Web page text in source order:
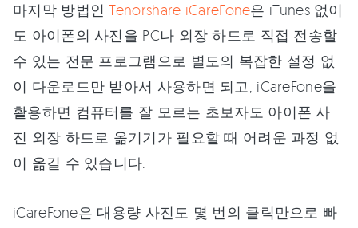
마지막 방법인Tenorshare iCareFone은 iTunes 없이
도 아이폰의 사진을 PC나 외장 하드로 직접 전송할
수 있는 전문 프로그램으로 별도의 복잡한 설정 없
이 다운로드만 받아서 사용하면 되고, iCareFone을
활용하면 컴퓨터를 잘 모르는 초보자도 아이폰 사
진 외장 하드로 옮기기가 필요할 때 어려운 과정 없
이 옮길 수 있습니다.
iCareFone은 대용량 사진도 몇 번의 클릭만으로 빠